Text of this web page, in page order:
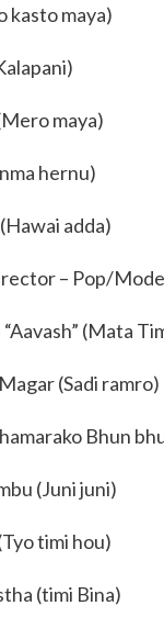
kasto maya)
maya)
hernu)
adda)
– Pop/
(Mata
(Sadi ramro)
Bhun
(Juni juni)
timi hou)
(timi Bina)